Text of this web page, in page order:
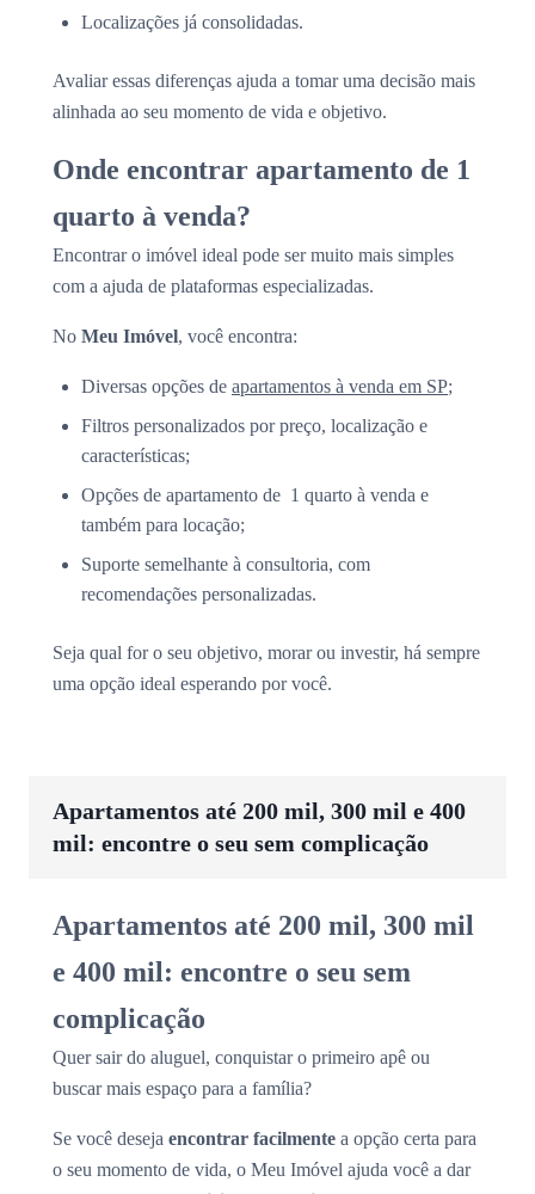
Localizações já consolidadas.
Avaliar essas diferenças ajuda a tomar uma decisão mais
alinhada ao seu momento de vida e objetivo.
Onde encontrar apartamento de 1
quarto à venda?
Encontrar o imóvel ideal pode ser muito mais simples
com a ajuda de plataformas especializadas.
No Meu Imóvel, você encontra:
Diversas opções de apartamentos à venda em SP;
Filtros personalizados por preço, localização e
características;
Opções de apartamento de 1 quarto à venda e
também para locação;
Suporte semelhante à consultoria, com
recomendações personalizadas.
Seja qual for o seu objetivo, morar ou investir, há sempre
uma opção ideal esperando por você.
Apartamentos até 200 mil, 300 mil e 400
mil: encontre o seu sem complicação
Apartamentos até 200 mil, 300 mil
e 400 mil: encontre o seu sem
complicação
Quer sair do aluguel, conquistar o primeiro apê ou
buscar mais espaço para a família?
Se você deseja encontrar facilmente a opção certa para
o seu momento de vida, o Meu Imóvel ajuda você a dar